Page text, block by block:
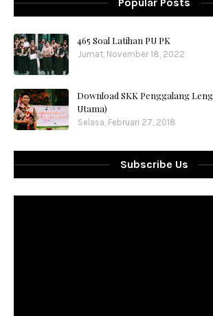
Popular Posts
465 Soal Latihan PU PK
Jumat, November 18, 2022
Download SKK Penggalang
Utama)
Selasa, Februari 27, 2018
Subscribe Us